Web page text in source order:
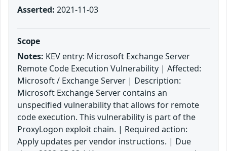
Asserted: 2021-11-03
Scope
Notes: KEV entry: Microsoft Exchange Server
Remote Code Execution Vulnerability | Affected:
Microsoft / Exchange Server | Description:
Microsoft Exchange Server contains an
unspecified vulnerability that allows for remote
code execution. This vulnerability is part of the
ProxyLogon exploit chain. | Required action:
Apply updates per vendor instructions. | Due